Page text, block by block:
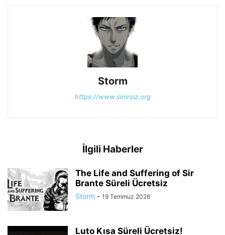
Storm
https://www.sinirsiz.org
İlgili Haberler
The Life and Suffering of Sir
Brante Süreli Ücretsiz
Storm - 19 Temmuz 2026
Luto Kısa Süreli Ücretsiz!